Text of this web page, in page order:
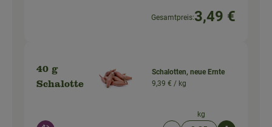
Gesamtpreis:3,49 €
40 g
Schalotte
Schalotten, neue Ernte
9,39 € / kg
kg